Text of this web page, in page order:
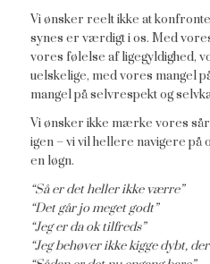
Vi ønsker reelt ikke at
synes er værdigt i os. Med
vores følelse af ligegyldighed,
uelskelige, med vores mangel
mangel på selvrespekt og
Vi ønsker ikke mærke vores
igen – vi vil hellere navigere på
en løgn.
“Så er det heller ikke værre”
“Det går jo meget godt”
“Jeg er da ok tilfreds”
“Jeg behøver ikke kigge dybt,